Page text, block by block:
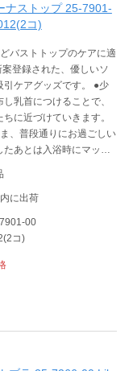
ナストップ 25-7901-
コ)
バストトップのケアに適
登録された、優しいソ
引ケアグッズです。 ●少
乳首につけることで、
に近づけていきます。
、普段通りにお過ごしい
あとは入浴時にマッサ
、バストメイクアイテ
録第3143996号〕
に出荷
00
コ)